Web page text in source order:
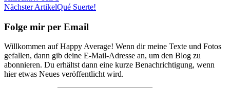
Nächster ArtikelQué Suerte!
Folge mir per Email
Willkommen auf Happy Average! Wenn dir meine Texte und Fotos
gefallen, dann gib deine E-Mail-Adresse an, um den Blog zu
abonnieren. Du erhältst dann eine kurze Benachrichtigung, wenn
hier etwas Neues veröffentlicht wird.